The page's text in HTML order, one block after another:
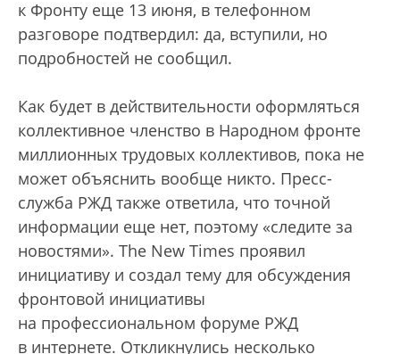
к Фронту еще 13 июня, в телефонном
разговоре подтвердил: да, вступили, но
подробностей не сообщил.
Как будет в действительности оформляться
коллективное членство в Народном фронте
миллионных трудовых коллективов, пока не
может объяснить вообще никто. Пресс-
служба РЖД также ответила, что точной
информации еще нет, поэтому «следите за
новостями». The New Times проявил
инициативу и создал тему для обсуждения
фронтовой инициативы
на профессиональном форуме РЖД
в интернете. Откликнулись несколько